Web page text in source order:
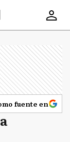
fuente en